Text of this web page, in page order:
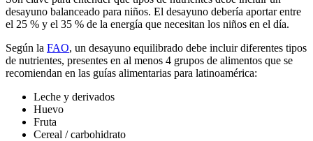
desayuno balanceado para niños. El desayuno debería aportar entre
el 25 % y el 35 % de la energía que necesitan los niños en el día.
Según la FAO, un desayuno equilibrado debe incluir diferentes tipos
de nutrientes, presentes en al menos 4 grupos de alimentos que se
recomiendan en las guías alimentarias para latinoamérica:
Leche y derivados
Huevo
Fruta
Cereal / carbohidrato